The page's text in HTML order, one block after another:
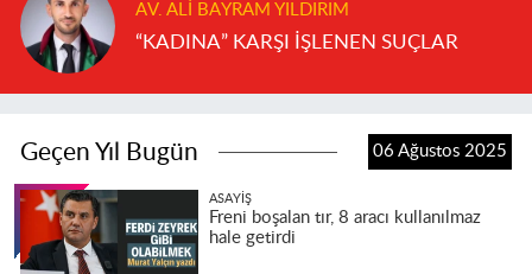
AV. ALI BAYRAM YILDIRIM
“KADINA” KARŞI İŞLENEN SUÇLAR
Geçen Yıl Bugün 06 Ağustos 2025
ASAYIŞ
Freni boşalan tır, 8 aracı kullanılmaz
hale getirdi